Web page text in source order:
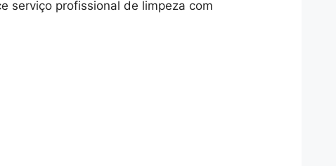
serviço profissional de limpeza com